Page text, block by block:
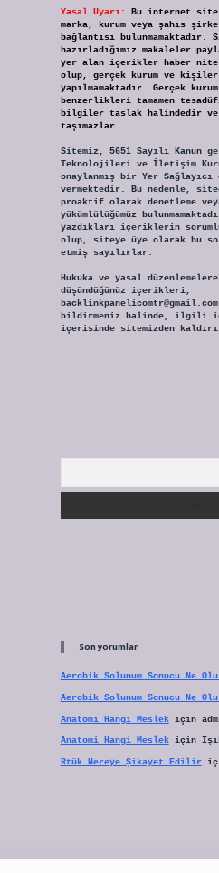
Yasal Uyarı:
Bu internet
marka, kurum veya şahıs
bağlantısı bulunmamaktadır.
hazırladığımız makaleler
yer alan içerikler haber
olup, gerçek kurum ve kişiler
yapılmamaktadır. Gerçek
benzerlikleri tamamen
bilgiler taslak halindedir
taşımazlar.
Sitemiz, 5651 Sayılı Kanun
Teknolojileri ve İletişim
onaylanmış bir Yer
vermektedir. Bu nedenle,
proaktif olarak denetleme
yükümlülüğümüz
yazdıkları içeriklerin
olup, siteye üye olarak bu
etmiş sayılırlar.
Hukuka ve yasal
düşündüğünüz içerikleri,
backlinkpanelicomtr@gmail.com
bildirmeniz halinde, ilgili
içerisinde sitemizden
Son yorumlar
Aerobik Solunum Sonucu Ne
Aerobik Solunum Sonucu Ne
Anatomi Hangi Meslekiçin
Anatomi Hangi Meslekiçin
Rtük Nereye Şikayet Edilir